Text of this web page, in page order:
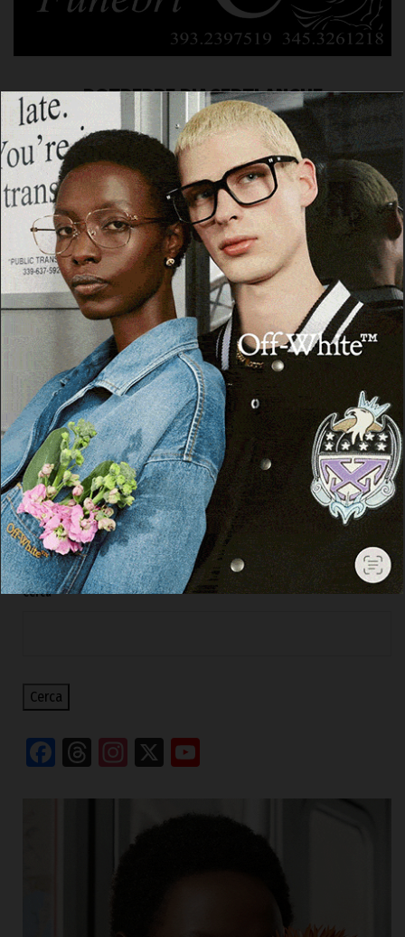
POTREBBE PIACERTI ANCHE
OZIERI
Ozieri. L’Ospedale di Comunità mette a
rischio i reparti del “Segni”: la denuncia
della Cgil
5 Agosto 2026, 16:49
Cerca
Cerca
Facebook
Threads
Instagram
X